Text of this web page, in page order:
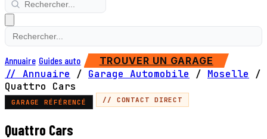
Annuaire Guides auto TROUVER UN GARAGE
// Annuaire / Garage Automobile / Moselle
/
Quattro Cars
GARAGE RÉFÉRENCÉ // CONTACT DIRECT
Quattro Cars